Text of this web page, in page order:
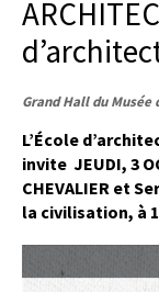
Grand Hall du
L’École
invite JEUDI, 3
CHEVALIER et
la civilisation, à